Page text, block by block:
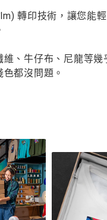
轉印技術，讓您能
、牛仔布、尼龍等幾
都沒問題。